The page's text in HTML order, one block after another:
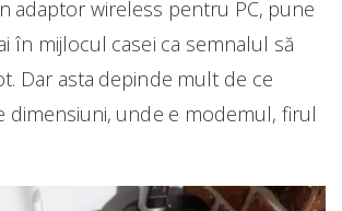
adaptor wireless pentru PC, pune
în mijlocul casei ca semnalul să
Dar asta depinde mult de ce
dimensiuni, unde e modemul, firul